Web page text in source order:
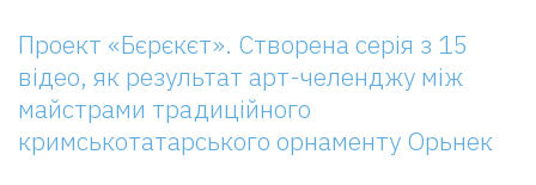
Проект «Бєрєкєт». Створена серія з 15
відео, як результат арт-челенджу між
майстрами традиційного
кримськотатарського орнаменту Орьнек